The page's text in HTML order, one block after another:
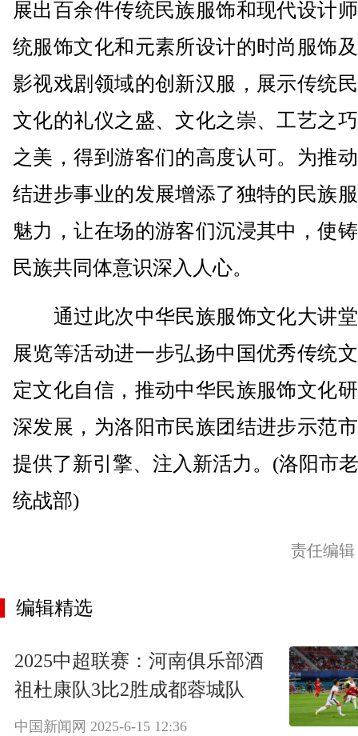
展出百余件传统民族服饰和现代设计
统服饰文化和元素所设计的时尚服饰
影视戏剧领域的创新汉服，展示传统
文化的礼仪之盛、文化之崇、工艺之
之美，得到游客们的高度认可。为推
结进步事业的发展增添了独特的民族
魅力，让在场的游客们沉浸其中，使
民族共同体意识深入人心。
通过此次中华民族服饰文化大讲
展览等活动进一步弘扬中国优秀传统
定文化自信，推动中华民族服饰文化
深发展，为洛阳市民族团结进步示范
提供了新引擎、注入新活力。(洛阳市
统战部)
责任编
编辑精选
2025中超联赛：河南俱乐部酒
祖杜康队3比2胜成都蓉城队
中国新闻网 2025-6-15 12:36